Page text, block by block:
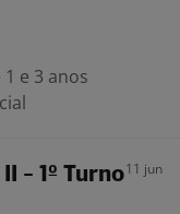
e 3 anos
- 1º Turno11 jun